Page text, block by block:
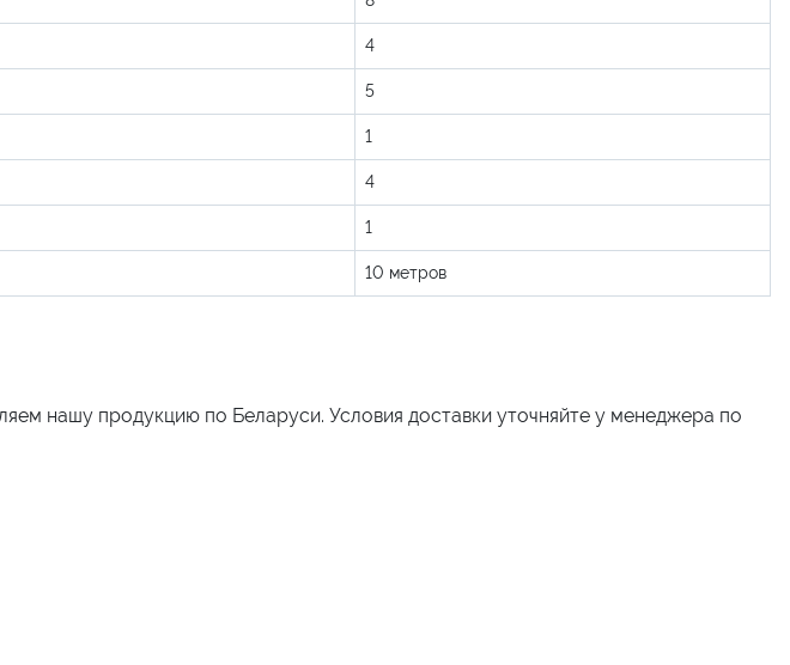
4
5
1
4
1
10 метров
нашу продукцию по Беларуси. Условия доставки уточняйте у менеджера по